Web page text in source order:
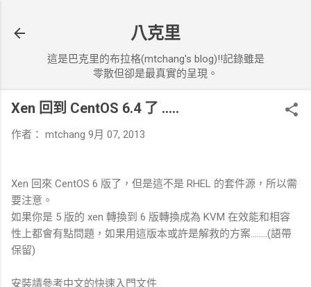
八克里
這是巴克里的布拉格(mtchang's blog)!!記錄雖是
零散但卻是最真實的呈現。
Xen 回到 CentOS 6.4 了 .....
作者： mtchang 9月 07, 2013
Xen 回來 CentOS 6 版了，但是這不是 RHEL 的套件源，所以需
要注意。
如果你是 5 版的 xen 轉換到 6 版轉換成為 KVM 在效能和相容
性上都會有點問題，如果用這版本或許是解救的方案........(語帶
保留)
安裝請參考中文的快速入門文件